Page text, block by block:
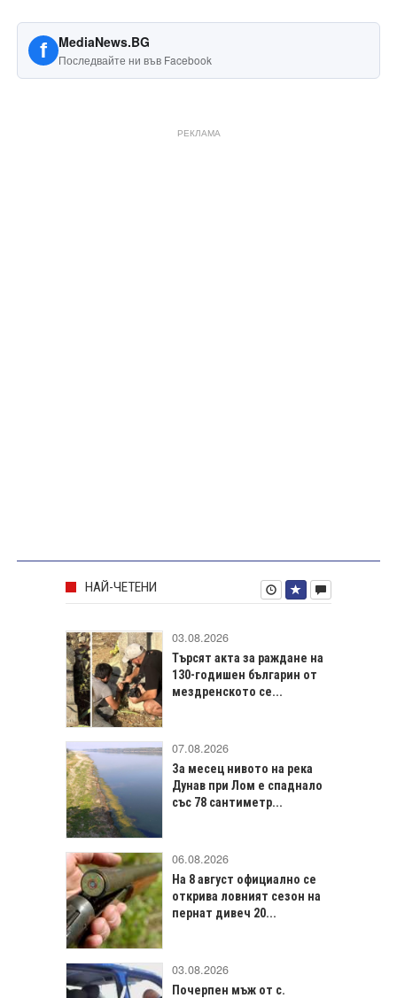
f MediaNews.BG
Последвайте ни във Facebook
РЕКЛАМА
НАЙ-ЧЕТЕНИ
03.08.2026
Търсят акта за раждане на
130-годишен българин от
мездренското се...
07.08.2026
За месец нивото на река
Дунав при Лом е спаднало
със 78 сантиметр...
06.08.2026
На 8 август официално се
открива ловният сезон на
пернат дивеч 20...
03.08.2026
Почерпен мъж от с.